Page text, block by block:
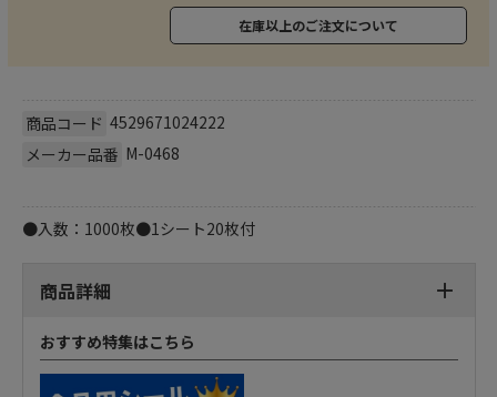
在庫以上のご注文について
商品コード 4529671024222
メーカー品番 M-0468
●入数：1000枚●1シート20枚付
商品詳細
おすすめ特集はこちら